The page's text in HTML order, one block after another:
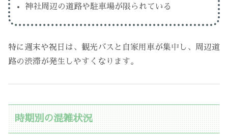
神社周辺の道路や駐車場が限られている
特に週末や祝日は、観光バスと自家用車が集中し、周辺道
路の渋滞が発生しやすくなります。
時期別の混雑状況